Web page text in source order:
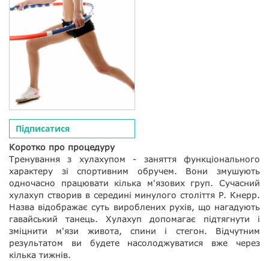
Підписатися
Коротко про процедуру
Тренування з хулахупом - заняття функціонального
характеру зі спортивним обручем. Вони змушують
одночасно працювати кілька м'язових груп. Сучасний
хулахуп створив в середині минулого століття Р. Кнерр.
Назва відображає суть вироблених рухів, що нагадують
гавайський танець. Хулахуп допомагає підтягнути і
зміцнити м'язи живота, спини і стегон. Відчутним
результатом ви будете насолоджуватися вже через
кілька тижнів.